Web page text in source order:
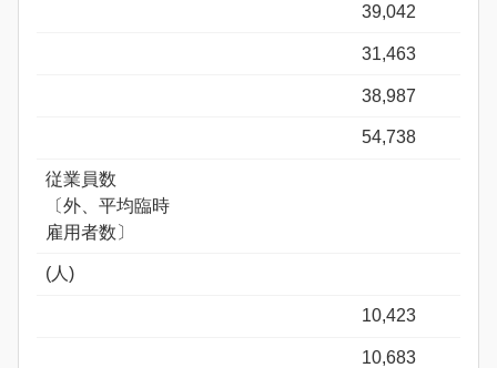
39,042
31,463
38,987
54,738
従業員数
〔外、平均臨時
雇用者数〕
(人)
10,423
10,683